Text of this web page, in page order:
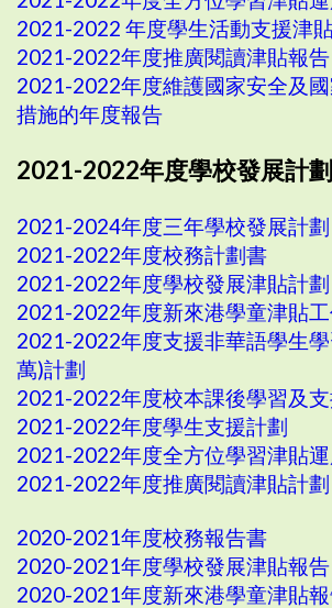
2021-2022 年度學生活動支援津
2021-2022年度推廣閱讀津貼報告
2021-2022年度維護國家安全及
措施的年度報告
2021-2022年度學校發展計劃
2021-2024年度三年學校發展計劃
2021-2022年度校務計劃書
2021-2022年度學校發展津貼計劃
2021-2022年度新來港學童津貼
2021-2022年度支援非華語學生
萬)計劃
2021-2022年度校本課後學習及
2021-2022年度學生支援計劃
2021-2022年度全方位學習津貼
2021-2022年度推廣閱讀津貼計劃
2020-2021年度校務報告書
2020-2021年度學校發展津貼報告
2020-2021年度新來港學童津貼